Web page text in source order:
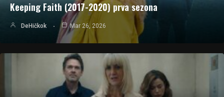
Keeping Faith (2017-2020) prva sezona
DeHičkok Mar 26, 2026